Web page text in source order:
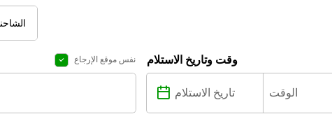
نفس موقع الإرجاع وقت وتاريخ الاستلام